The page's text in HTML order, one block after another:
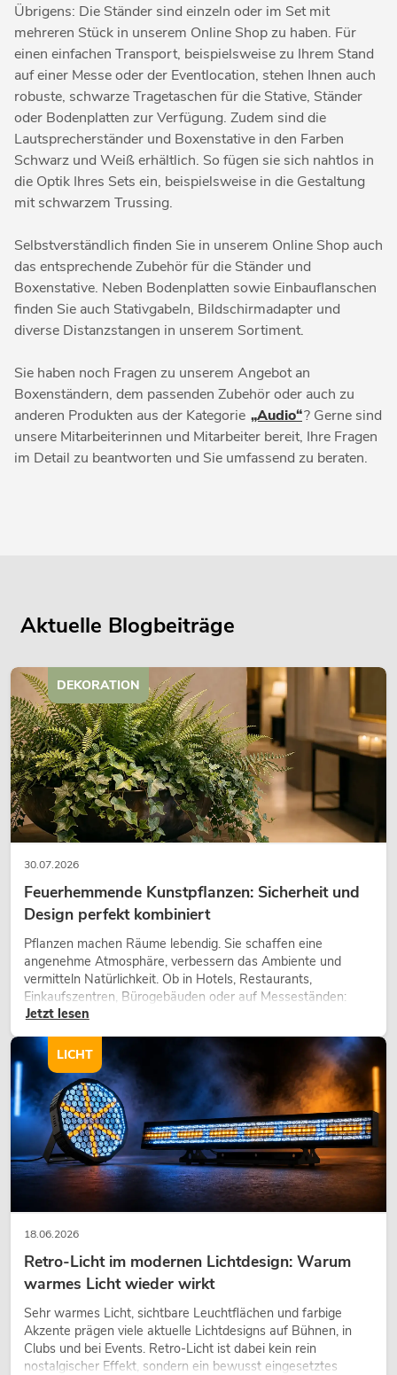
Übrigens: Die Ständer sind einzeln oder im Set mit
mehreren Stück in unserem Online Shop zu haben. Für
einen einfachen Transport, beispielsweise zu Ihrem Stand
auf einer Messe oder der Eventlocation, stehen Ihnen auch
robuste, schwarze Tragetaschen für die Stative, Ständer
oder Bodenplatten zur Verfügung. Zudem sind die
Lautsprecherständer und Boxenstative in den Farben
Schwarz und Weiß erhältlich. So fügen sie sich nahtlos in
die Optik Ihres Sets ein, beispielsweise in die Gestaltung
mit schwarzem Trussing.
Selbstverständlich finden Sie in unserem Online Shop auch
das entsprechende Zubehör für die Ständer und
Boxenstative. Neben Bodenplatten sowie Einbauflanschen
finden Sie auch Stativgabeln, Bildschirmadapter und
diverse Distanzstangen in unserem Sortiment.
Sie haben noch Fragen zu unserem Angebot an
Boxenständern, dem passenden Zubehör oder auch zu
anderen Produkten aus der Kategorie „Audio“? Gerne sind
unsere Mitarbeiterinnen und Mitarbeiter bereit, Ihre Fragen
im Detail zu beantworten und Sie umfassend zu beraten.
Aktuelle Blogbeiträge
30.07.2026
Feuerhemmende Kunstpflanzen: Sicherheit und
Design perfekt kombiniert
Pflanzen machen Räume lebendig. Sie schaffen eine
angenehme Atmosphäre, verbessern das Ambiente und
vermitteln Natürlichkeit. Ob in Hotels, Restaurants,
Einkaufszentren, Bürogebäuden oder auf Messeständen:
eine hochwertige Begrünung gehört heute längst zum
Jetzt lesen
DEKORATION
18.06.2026
Retro-Licht im modernen Lichtdesign: Warum
warmes Licht wieder wirkt
Sehr warmes Licht, sichtbare Leuchtflächen und farbige
Akzente prägen viele aktuelle Lichtdesigns auf Bühnen, in
Clubs und bei Events. Retro-Licht ist dabei kein rein
nostalgischer Effekt, sondern ein bewusst eingesetztes
LICHT